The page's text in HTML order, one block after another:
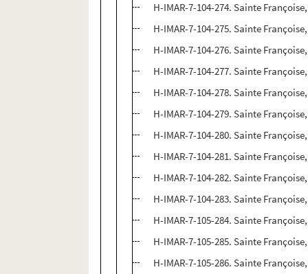
H-IMAR-7-104-274. Sainte
H-IMAR-7-104-275. Sainte
H-IMAR-7-104-276. Sainte
H-IMAR-7-104-277. Sainte
H-IMAR-7-104-278. Sainte
H-IMAR-7-104-279. Sainte
H-IMAR-7-104-280. Sainte
H-IMAR-7-104-281. Sainte
H-IMAR-7-104-282. Sainte
H-IMAR-7-104-283. Sainte
H-IMAR-7-105-284. Sainte
H-IMAR-7-105-285. Sainte
H-IMAR-7-105-286. Sainte